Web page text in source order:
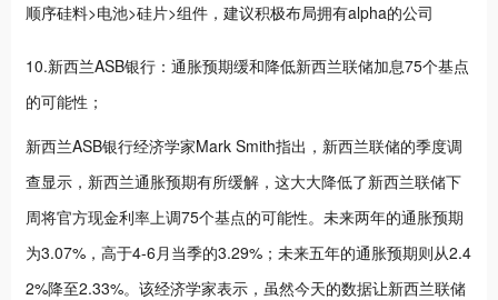
顺序硅料>电池>硅片>组件，建议积极布局拥有alpha的公司
10.新西兰ASB银行：通胀预期缓和降低新西兰联储加息75个基点
的可能性；
新西兰ASB银行经济学家Mark Smith指出，新西兰联储的季度调
查显示，新西兰通胀预期有所缓解，这大大降低了新西兰联储下
周将官方现金利率上调75个基点的可能性。未来两年的通胀预期
为3.07%，高于4-6月当季的3.29%；未来五年的通胀预期则从2.4
2%降至2.33%。该经济学家表示，虽然今天的数据让新西兰联储